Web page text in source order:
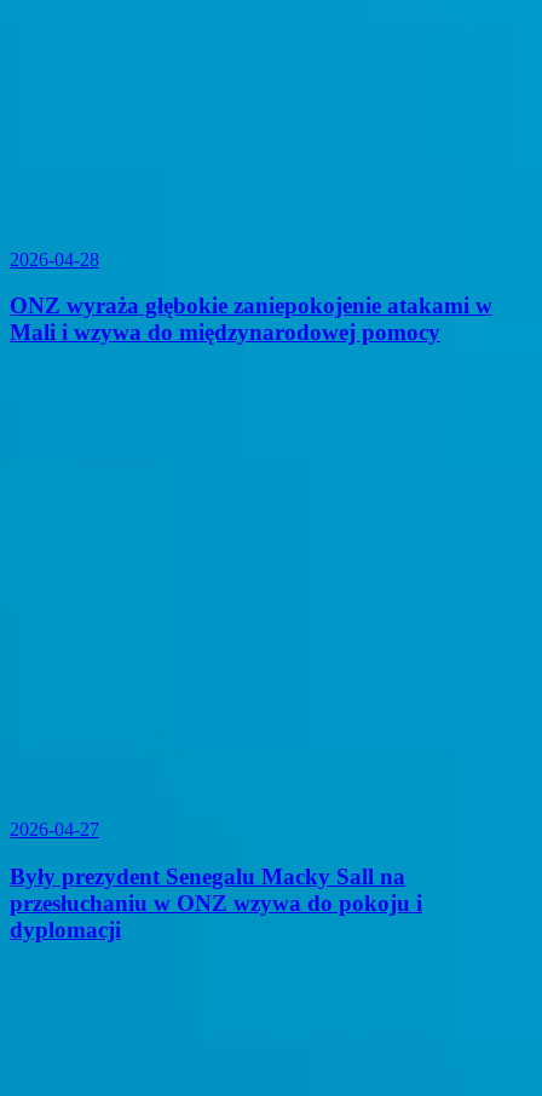
2026-04-28
ONZ wyraża głębokie zaniepokojenie atakami w
Mali i wzywa do międzynarodowej pomocy
2026-04-27
Były prezydent Senegalu Macky Sall na
przesłuchaniu w ONZ wzywa do pokoju i
dyplomacji